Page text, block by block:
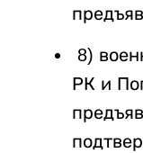
8)
РК и